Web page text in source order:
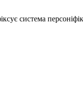
система